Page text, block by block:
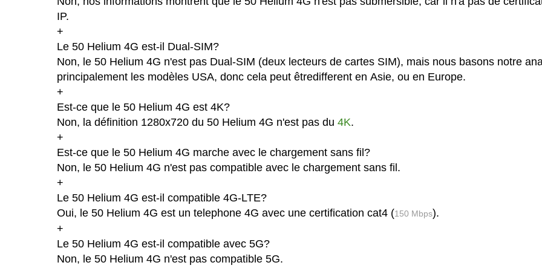
IP.
+
Le 50 Helium 4G est-il Dual-SIM?
Non, le 50 Helium 4G n'est pas Dual-SIM (deux lecteurs de cartes SIM), mais nous basons notre
principalement les modèles USA, donc cela peut êtredifferent en Asie, ou en Europe.
+
Est-ce que le 50 Helium 4G est 4K?
Non, la définition 1280x720 du 50 Helium 4G n'est pas du 4K.
+
Est-ce que le 50 Helium 4G marche avec le chargement sans fil?
Non, le 50 Helium 4G n'est pas compatible avec le chargement sans fil.
+
Le 50 Helium 4G est-il compatible 4G-LTE?
Oui, le 50 Helium 4G est un telephone 4G avec une certification cat4 (150 Mbps).
+
Le 50 Helium 4G est-il compatible avec 5G?
Non, le 50 Helium 4G n'est pas compatible 5G.